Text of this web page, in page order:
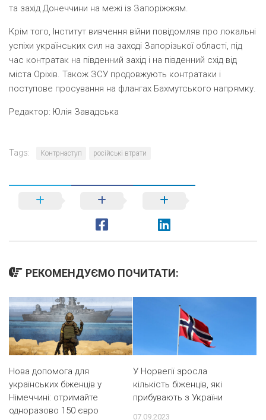
та захід Донеччини на межі із Запоріжжям.
Крім того, Інститут вивчення війни повідомляв про локальні
успіхи українських сил на заході Запорізької області, під
час контратак на південний захід і на південний схід від
міста Оріхів. Також ЗСУ продовжують контратаки і
поступове просування на флангах Бахмутського напрямку.
Редактор: Юлія Завадська
Tags: Контрнаступ російські втрати
РЕКОМЕНДУЄМО ПОЧИТАТИ:
Нова допомога для
українських біженців у
Німеччині: отримайте
одноразово 150 євро
У Норвегії зросла
кількість біженців, які
прибувають з України
07.09.2023